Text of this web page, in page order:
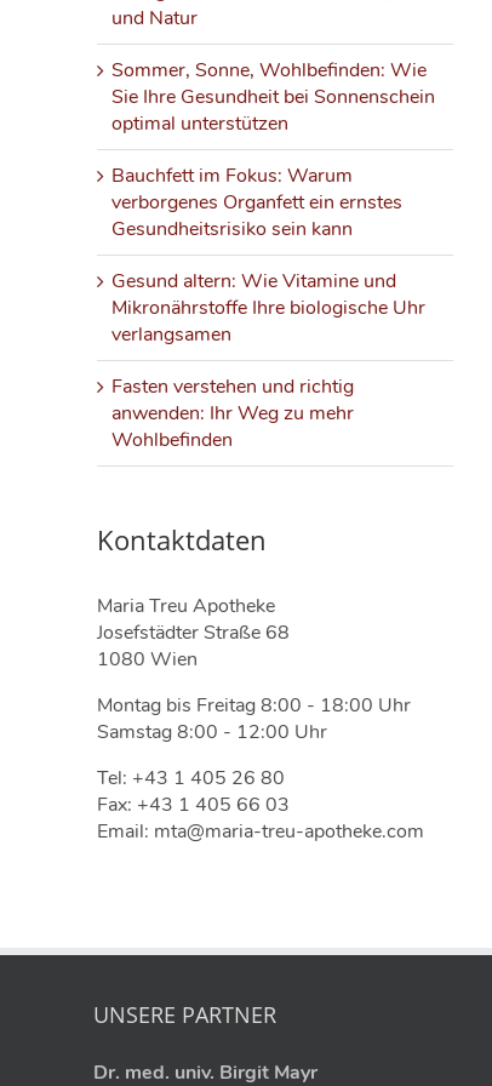
und Natur
Sommer, Sonne, Wohlbefinden: Wie
Sie Ihre Gesundheit bei Sonnenschein
optimal unterstützen
Bauchfett im Fokus: Warum
verborgenes Organfett ein ernstes
Gesundheitsrisiko sein kann
Gesund altern: Wie Vitamine und
Mikronährstoffe Ihre biologische Uhr
verlangsamen
Fasten verstehen und richtig
anwenden: Ihr Weg zu mehr
Wohlbefinden
Kontaktdaten
Maria Treu Apotheke
Josefstädter Straße 68
1080 Wien
Montag bis Freitag 8:00 - 18:00 Uhr
Samstag 8:00 - 12:00 Uhr
Tel: +43 1 405 26 80
Fax: +43 1 405 66 03
Email: mta@maria-treu-apotheke.com
UNSERE PARTNER
Dr. med. univ. Birgit Mayr